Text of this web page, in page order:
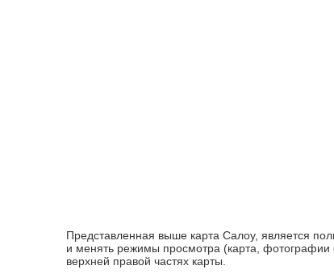
Представленная выше карта Салоу, является
и менять режимы просмотра (карта, фотографии
верхней правой частях карты.